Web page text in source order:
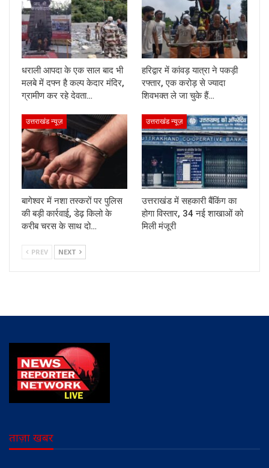
धराली आपदा के एक साल बाद भी
मलबे में दफ्न है कल्प केदार मंदिर,
ग्रामीण कर रहे देवता…
हरिद्वार में कांवड़ यात्रा ने पकड़ी
रफ्तार, एक करोड़ से ज्यादा
शिवभक्त ले जा चुके हैं…
उत्तराखंड न्यूज़
बागेश्वर में नशा तस्करों पर पुलिस
की बड़ी कार्रवाई, डेढ़ किलो के
करीब चरस के साथ दो…
उत्तराखंड न्यूज़
उत्तराखंड में सहकारी बैंकिंग का
होगा विस्तार, 34 नई शाखाओं को
मिली मंजूरी
PREV NEXT
ताज़ा खबर